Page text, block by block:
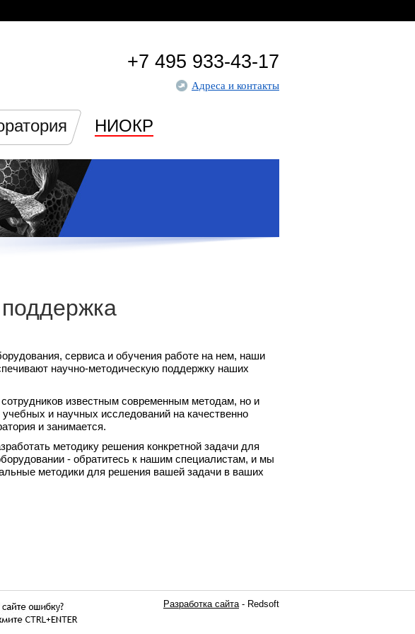
+7 495 933-43-17
Адреса и контакты
НИОКР
сервиса и обучения работе на нем, наши
научно-методическую поддержку наших
известным современным методам, но и
и научных исследований на качественно
и занимается.
методику решения конкретной задачи для
- обратитесь к нашим специалистам, и мы
методики для решения вашей задачи в ваших
Разработка сайта- Redsoft